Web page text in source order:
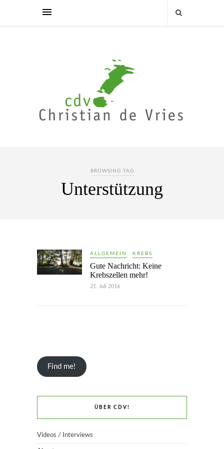
BROWSING TAG
Unterstützung
ALLGEMEIN KREBS
Gute Nachricht: Keine
Krebszellen mehr!
21. Juli 2016
Find me!
ÜBER CDV!
Videos / Interviews